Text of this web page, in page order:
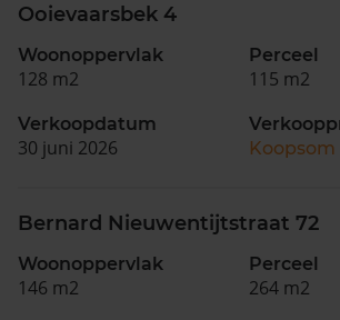
Ooievaarsbek 4
Woonoppervlak
128 m2
Perceel
115 m2
Verkoopdatum
30 juni 2026
Bernard Nieuwentijtstraat 72
Woonoppervlak
146 m2
Perceel
264 m2